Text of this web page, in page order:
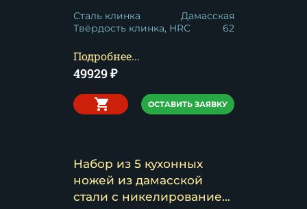
Сталь клинка
Дамасская
Твёрдость клинка, HRC
62
Подробнее...
49929₽
ОСТАВИТЬ ЗАЯВКУ
Набор из 5 кухонных
ножей из дамасской
стали с никелированием